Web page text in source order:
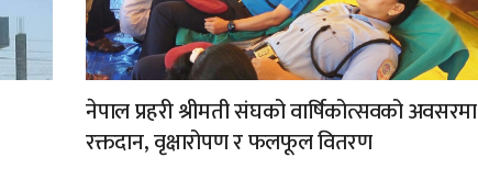
नेपाल प्रहरी श्रीमती संघको वार्षिकोत्सवको अवसरमा
रक्तदान, वृक्षारोपण र फलफूल वितरण